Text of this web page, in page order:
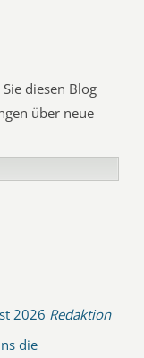
diesen Blog
über neue
2026 Redaktion
die